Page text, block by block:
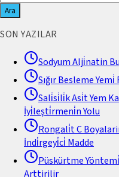
Ara
SON YAZILAR
Sodyum Alji̇natin
Sığır Besleme
Sali̇si̇li̇k Asi̇t Yem
İyi̇leşti̇rmeni̇n Yolu
Rongali̇t C
İndi̇rgeyi̇ci̇ Madde
Püskürtme
Arttirilir